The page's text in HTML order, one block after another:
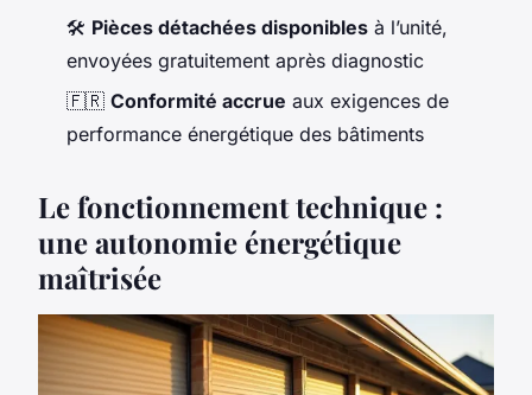
🛠️ Pièces détachées disponibles à l’unité,
envoyées gratuitement après diagnostic
🇫🇷 Conformité accrue aux exigences de
performance énergétique des bâtiments
Le fonctionnement technique :
une autonomie énergétique
maîtrisée